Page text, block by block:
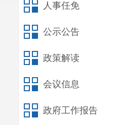
人事任免
公示公告
政策解读
会议信息
政府工作报告